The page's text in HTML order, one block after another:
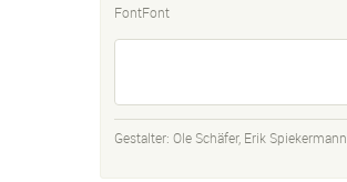
FontFont
Gestalter: Ole Schäfer, Erik Spiekermann